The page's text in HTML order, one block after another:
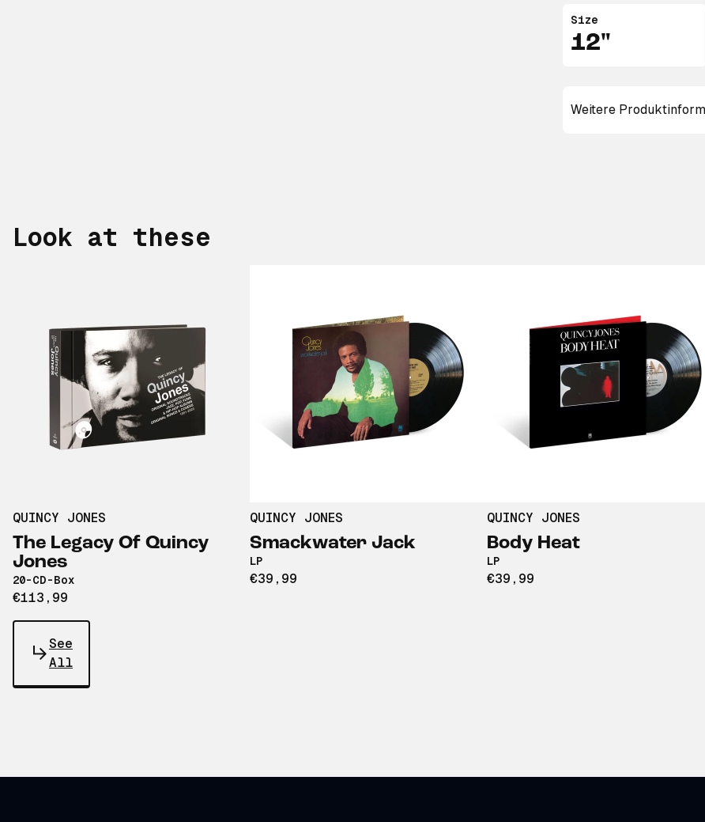
Size
12"
Weitere
Look at these
QUINCY JONES
The Legacy Of Quincy
Jones
20-CD-Box
€113,99
QUINCY JONES
Smackwater Jack
LP
€39,99
QUINCY JONES
Body Heat
LP
€39,99
See
All